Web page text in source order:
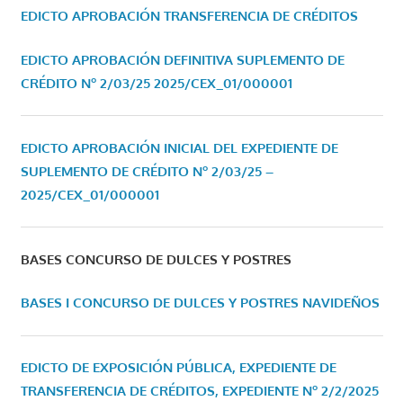
EDICTO APROBACIÓN TRANSFERENCIA DE CRÉDITOS
EDICTO APROBACIÓN DEFINITIVA SUPLEMENTO DE
CRÉDITO Nº 2/03/25 2025/CEX_01/000001
EDICTO APROBACIÓN INICIAL DEL EXPEDIENTE DE
SUPLEMENTO DE CRÉDITO Nº 2/03/25 –
2025/CEX_01/000001
BASES CONCURSO DE DULCES Y POSTRES
BASES I CONCURSO DE DULCES Y POSTRES NAVIDEÑOS
EDICTO DE EXPOSICIÓN PÚBLICA, EXPEDIENTE DE
TRANSFERENCIA DE CRÉDITOS, EXPEDIENTE Nº 2/2/2025